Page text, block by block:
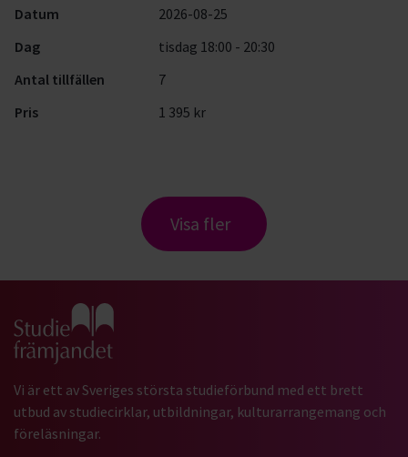
Datum
2026-08-25
Dag
tisdag 18:00 - 20:30
Antal tillfällen
7
Pris
1 395 kr
Visa fler
Gå till studiefrämjandets startsida
Vi är ett av Sveriges största studieförbund med ett brett
utbud av studiecirklar, utbildningar, kulturarrangemang och
föreläsningar.